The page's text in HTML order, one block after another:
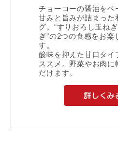
チョーコーの醤油をベ
甘みと旨みが詰まった
グ。“すりおろし玉ね
ぎ”の2つの食感をお楽
す。
酸味を抑えた甘口タイ
ススメ。野菜やお肉に
だけます。